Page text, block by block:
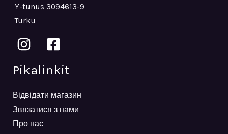
Y-tunus 3094613-9
Turku
Pikalinkit
Відвідати магазин
Звязатися з нами
Про нас